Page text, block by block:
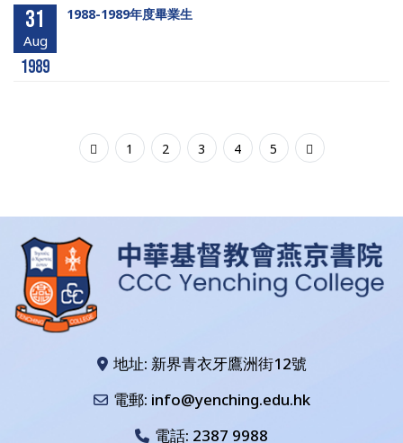
31
Aug
1989
1988-1989年度畢業生
1 2 3 4 5
地址: 新界青衣牙鷹洲街12號
電郵: info@yenching.edu.hk
電話: 2387 9988